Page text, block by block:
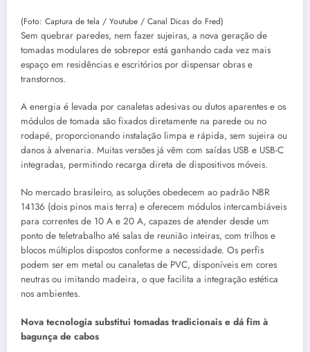
(Foto: Captura de tela / Youtube / Canal Dicas do Fred)
Sem quebrar paredes, nem fazer sujeiras, a nova geração de
tomadas modulares de sobrepor está ganhando cada vez mais
espaço em residências e escritórios por dispensar obras e
transtornos.
A energia é levada por canaletas adesivas ou dutos aparentes e os
módulos de tomada são fixados diretamente na parede ou no
rodapé, proporcionando instalação limpa e rápida, sem sujeira ou
danos à alvenaria. Muitas versões já vêm com saídas USB e USB-C
integradas, permitindo recarga direta de dispositivos móveis.
No mercado brasileiro, as soluções obedecem ao padrão NBR
14136 (dois pinos mais terra) e oferecem módulos intercambiáveis
para correntes de 10 A e 20 A, capazes de atender desde um
ponto de teletrabalho até salas de reunião inteiras, com trilhos e
blocos múltiplos dispostos conforme a necessidade. Os perfis
podem ser em metal ou canaletas de PVC, disponíveis em cores
neutras ou imitando madeira, o que facilita a integração estética
nos ambientes.
Nova tecnologia substitui tomadas tradicionais e dá fim à
bagunça de cabos